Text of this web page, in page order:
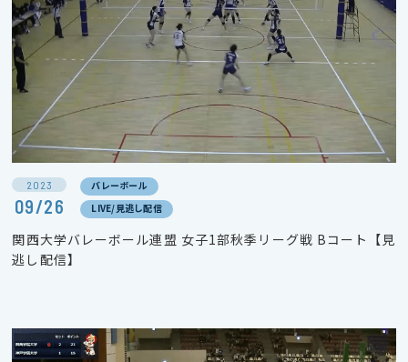
2023
09/26
バレーボール
LIVE/見逃し配信
関西大学バレーボール連盟 女子1部秋季リーグ戦 Bコート【見
逃し配信】